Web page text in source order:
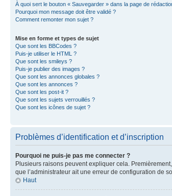
À quoi sert le bouton « Sauvegarder » dans la page de
Pourquoi mon message doit être validé ?
Comment remonter mon sujet ?
Mise en forme et types de sujet
Que sont les BBCodes ?
Puis-je utiliser le HTML ?
Que sont les smileys ?
Puis-je publier des images ?
Que sont les annonces globales ?
Que sont les annonces ?
Que sont les post-it ?
Que sont les sujets verrouillés ?
Que sont les icônes de sujet ?
Problèmes d’identification et d’inscription
Pourquoi ne puis-je pas me connecter ?
Plusieurs raisons peuvent expliquer cela.
que l’administrateur ait une erreur de configuration de
Haut